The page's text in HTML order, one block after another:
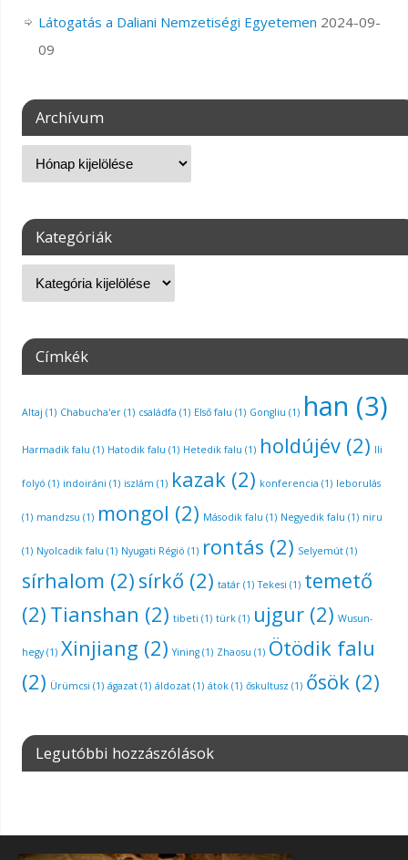
Látogatás a Daliani Nemzetiségi Egyetemen 2024-09-
09
Archívum
Kategóriák
Címkék
Altaj (1) Chabucha'er(1) családfa (1) Első falu (1) Gongliu (1) han (3)
Harmadik falu (1) Hatodik falu (1) Hetedik falu (1) holdújév(2) Ili
folyó (1) indoiráni (1) iszlám (1) kazak(2) konferencia (1) leborulás
(1) mandzsu (1) mongol (2) Második falu (1) Negyedik falu (1) niru
(1) Nyolcadik falu (1) Nyugati Régió (1) rontás (2) Selyemút(1)
sírhalom (2) sírkő (2) tatár(1) Tekesi (1) temető
(2) Tianshan (2) tibeti (1) türk(1) ujgur(2) Wusun-
hegy(1) Xinjiang (2) Yining(1) Zhaosu (1) Ötödik falu
(2) Ürümcsi (1) ágazat(1) áldozat(1) átok(1) őskultusz (1) ősök(2)
Legutóbbi hozzászólások